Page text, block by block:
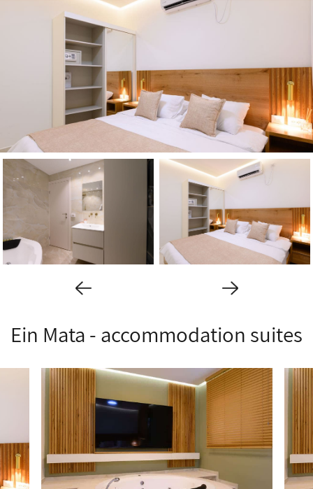
Ein Mata - accommodation suites